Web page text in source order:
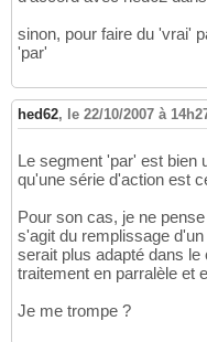
sinon, pour faire du 'vrai'
'par'
hed62, le 22/10/2007 à
Le segment 'par' est bien
qu'une série d'action est
Pour son cas, je ne
s'agit du remplissage
serait plus adapté dans
traitement en parralèle et
Je me trompe ?